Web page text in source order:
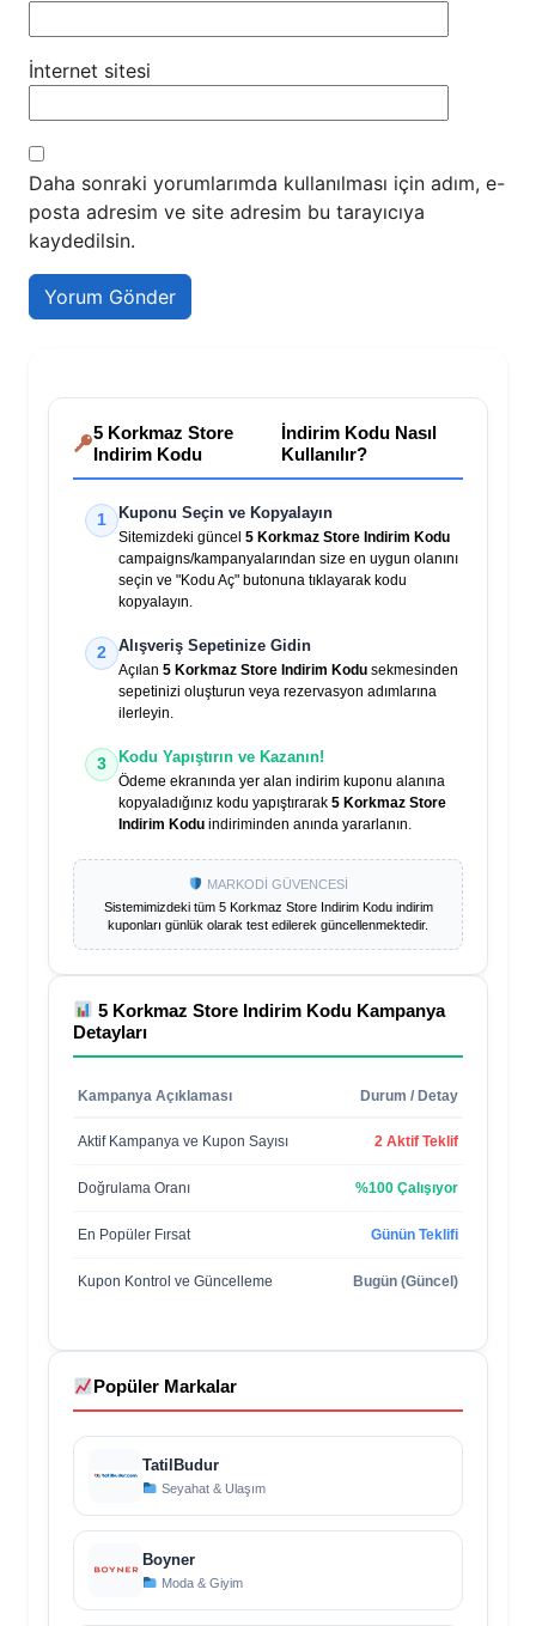
İnternet sitesi
Daha sonraki yorumlarımda kullanılması için adım, e-
posta adresim ve site adresim bu tarayıcıya
kaydedilsin.
5 Korkmaz Store
Indirim Kodu
İndirim Kodu Nasıl
Kullanılır?
1 Kuponu Seçin ve Kopyalayın
Sitemizdeki güncel 5 Korkmaz Store Indirim Kodu
campaigns/kampanyalarından size en uygun olanını
seçin ve "Kodu Aç" butonuna tıklayarak kodu
kopyalayın.
2 Alışveriş Sepetinize Gidin
Açılan 5 Korkmaz Store Indirim Kodu sekmesinden
sepetinizi oluşturun veya rezervasyon adımlarına
ilerleyin.
3 Kodu Yapıştırın ve Kazanın!
Ödeme ekranında yer alan indirim kuponu alanına
kopyaladığınız kodu yapıştırarak 5 Korkmaz Store
Indirim Kodu indiriminden anında yararlanın.
MARKODİ GÜVENCESİ
Sistemimizdeki tüm 5 Korkmaz Store Indirim Koduindirim
kuponları günlük olarak test edilerek güncellenmektedir.
5 Korkmaz Store Indirim Kodu Kampanya
Detayları
Kampanya Açıklaması Durum / Detay
Aktif Kampanya ve Kupon Sayısı 2 Aktif Teklif
Doğrulama Oranı %100 Çalışıyor
En Popüler Fırsat Günün Teklifi
Kupon Kontrol ve Güncelleme Bugün (Güncel)
Popüler Markalar
TatilBudur
Seyahat & Ulaşım
Boyner
Moda & Giyim